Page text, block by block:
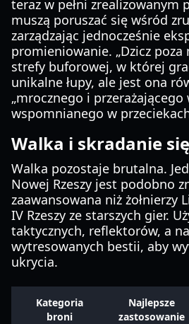
teraz w pełni zrealizowanym
muszą poruszać się wśród
zarządzając jednocześnie
promieniowanie. „Dzicz poza
strefy buforowej, w której
unikalne łupy, ale jest ona
„mrocznego i przerażającego
wspomnianego w
Walka i skradanie się
Walka pozostaje brutalna.
Nowej Rzeszy jest podobno
zaawansowana niż żołnierzy
IV Rzeszy ze starszych gier.
taktycznych, reflektorów, a
wytresowanych bestii, aby
ukrycia.
Kategoria
broni
Najlepsze
zastosowanie